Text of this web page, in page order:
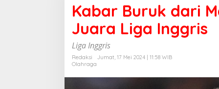
b
a
r
B
u
d
Kabar Buruk dari
Juara Liga Inggris
Liga Inggris
Redaksi
Jumat, 17 Mei 2024 | 11:58 WIB
Olahraga